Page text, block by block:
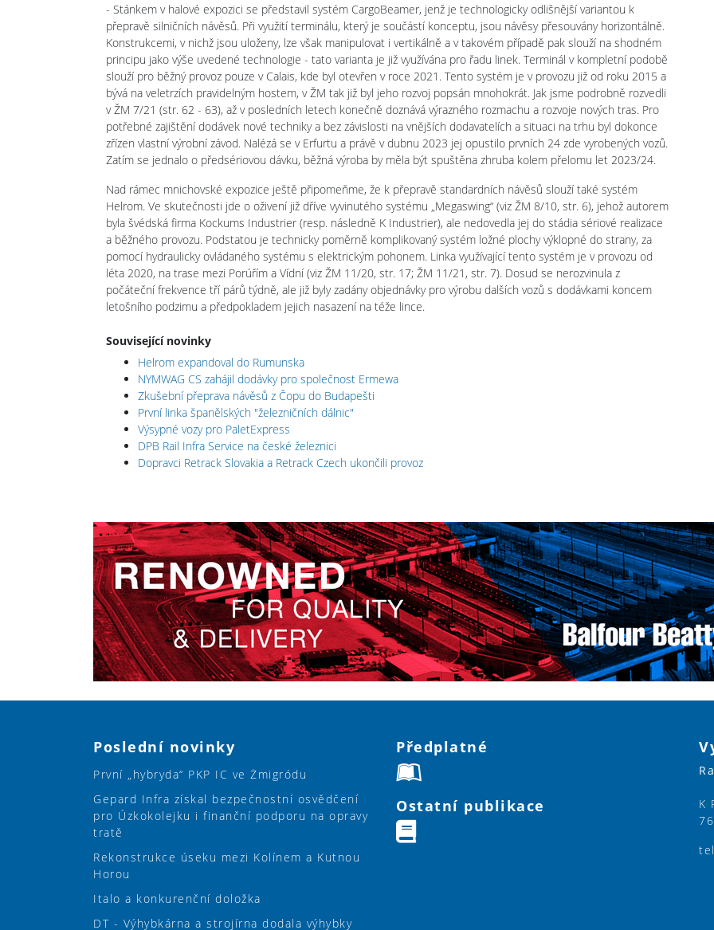
- Stánkem v halové expozici se představil systém CargoBeamer, jenž je technologicky odlišnější variantou k
přepravě silničních návěsů. Při využití terminálu, který je součástí konceptu, jsou návěsy přesouvány horizontálně.
Konstrukcemi, v nichž jsou uloženy, lze však manipulovat i vertikálně a v takovém případě pak slouží na shodném
principu jako výše uvedené technologie - tato varianta je již využívána pro řadu linek. Terminál v kompletní podobě
slouží pro běžný provoz pouze v Calais, kde byl otevřen v roce 2021. Tento systém je v provozu již od roku 2015 a
bývá na veletrzích pravidelným hostem, v ŽM tak již byl jeho rozvoj popsán mnohokrát. Jak jsme podrobně rozvedli
v ŽM 7/21 (str. 62 - 63), až v posledních letech konečně doznává výrazného rozmachu a rozvoje nových tras. Pro
potřebné zajištění dodávek nové techniky a bez závislosti na vnějších dodavatelích a situaci na trhu byl dokonce
zřízen vlastní výrobní závod. Nalézá se v Erfurtu a právě v dubnu 2023 jej opustilo prvních 24 zde vyrobených vozů.
Zatím se jednalo o předsériovou dávku, běžná výroba by měla být spuštěna zhruba kolem přelomu let 2023/24.
Nad rámec mnichovské expozice ještě připomeňme, že k přepravě standardních návěsů slouží také systém
Helrom. Ve skutečnosti jde o oživení již dříve vyvinutého systému „Megaswing“ (viz ŽM 8/10, str. 6), jehož autorem
byla švédská firma Kockums Industrier (resp. následně K Industrier), ale nedovedla jej do stádia sériové realizace
a běžného provozu. Podstatou je technicky poměrně komplikovaný systém ložné plochy výklopné do strany, za
pomocí hydraulicky ovládaného systému s elektrickým pohonem. Linka využívající tento systém je v provozu od
léta 2020, na trase mezi Porúřím a Vídní (viz ŽM 11/20, str. 17; ŽM 11/21, str. 7). Dosud se nerozvinula z
počáteční frekvence tří párů týdně, ale již byly zadány objednávky pro výrobu dalších vozů s dodávkami koncem
letošního podzimu a předpokladem jejich nasazení na téže lince.
Související novinky
Helrom expandoval do Rumunska
NYMWAG CS zahájil dodávky pro společnost Ermewa
Zkušební přeprava návěsů z Čopu do Budapešti
První linka španělských "železničních dálnic"
Výsypné vozy pro PaletExpress
DPB Rail Infra Service na české železnici
Dopravci Retrack Slovakia a Retrack Czech ukončili provoz
Poslední novinky
První „hybryda“ PKP IC ve Żmigródu
Gepard Infra získal bezpečnostní osvědčení
pro Úzkokolejku i finanční podporu na opravy
tratě
Rekonstrukce úseku mezi Kolínem a Kutnou
Horou
Italo a konkurenční doložka
DT - Výhybkárna a strojírna dodala výhybky
Předplatné
Ostatní publikace
K